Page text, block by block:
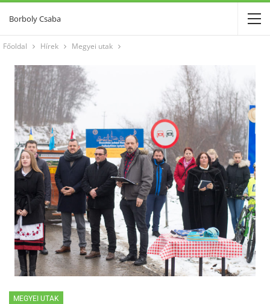
Borboly Csaba
Főoldal Hírek Megyei utak
MEGYEI UTAK